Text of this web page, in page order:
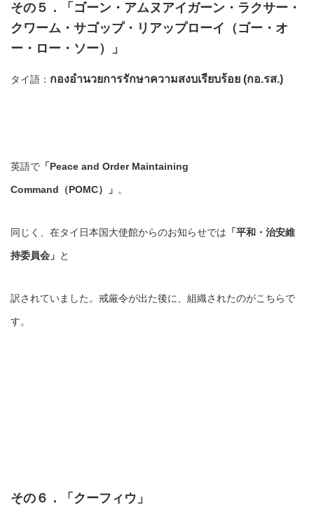
その５．「ゴーン・アムヌアイガーン・ラクサー・
クワーム・サゴップ・リアップローイ（ゴー・オ
ー・ロー・ソー）」
タイ語： กองอำนวยการรักษาความสงบเรียบร้อย (กอ.รส.)
英語で 「Peace and Order Maintaining
Command（POMC）」 。
同じく、在タイ日本国大使館からのお知らせでは 「平和・治安維
持委員会」 と
訳されていました。戒厳令が出た後に、組織されたのがこちらで
す。
その６．「クーフィウ」